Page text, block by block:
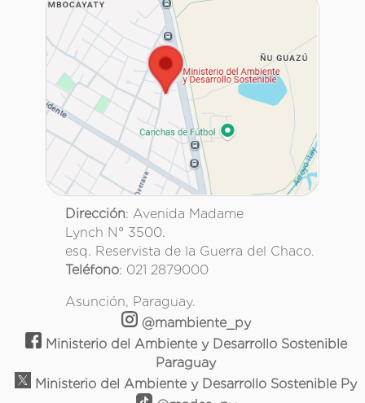
Dirección: Avenida Madame
Lynch N° 3500.
esq. Reservista de la Guerra del Chaco.
Teléfono: 021 2879000
Asunción, Paraguay.
@mambiente_py
Ministerio del Ambiente y Desarrollo Sostenible
Paraguay
Ministerio del Ambiente y Desarrollo Sostenible Py